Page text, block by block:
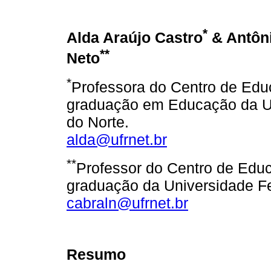
Alda Araújo Castro* &
Neto**
*Professora do Centro de
graduação em Educação da
do Norte.
alda@ufrnet.br
**Professor do Centro de
graduação da Universidade
cabraln@ufrnet.br
Resumo